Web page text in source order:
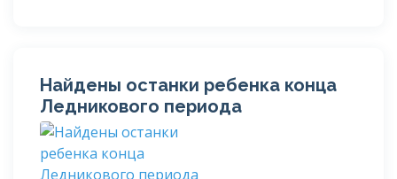
Найдены останки ребенка конца
Ледникового периода